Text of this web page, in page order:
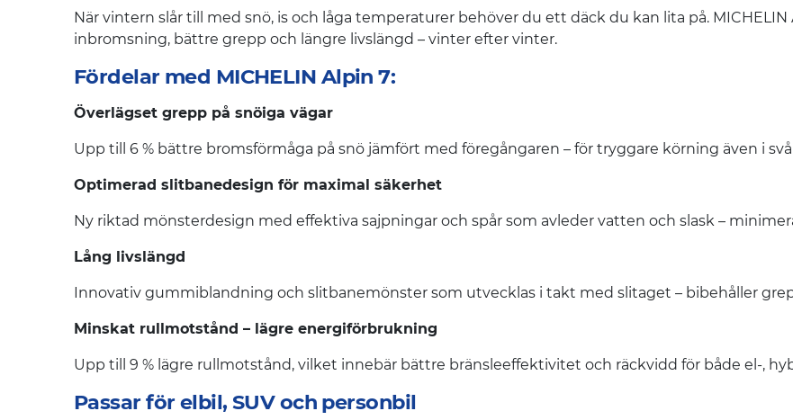
När vintern slår till med snö, is och låga temperaturer behöver du ett däck du kan lita på.
inbromsning, bättre grepp och längre livslängd – vinter efter vinter.
Fördelar med MICHELIN Alpin 7:
Överlägset grepp på snöiga vägar
Upp till 6 % bättre bromsförmåga på snö jämfört med föregångaren – för tryggare körning även i
Optimerad slitbanedesign för maximal säkerhet
Ny riktad mönsterdesign med effektiva sajpningar och spår som avleder vatten och slask –
Lång livslängd
Innovativ gummiblandning och slitbanemönster som utvecklas i takt med slitaget – bibehåller
Minskat rullmotstånd – lägre energiförbrukning
Upp till 9 % lägre rullmotstånd, vilket innebär bättre bränsleeffektivitet och räckvidd för både el-,
Passar för elbil, SUV och personbil